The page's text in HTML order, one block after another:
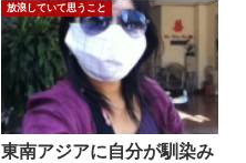
放浪していて思うこと
東南アジアに自分が馴染み